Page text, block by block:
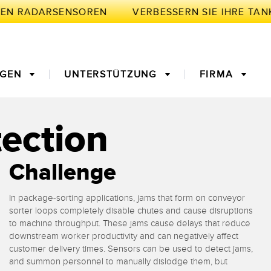
RADARSENSOREN
für
Lichtleiter
Temperatursensoren
für die
Vibrationssensoren
Maschinenüberwachung/Gesamtmaschineneffektivität
Vorderkantenerkennung
UNTERSTÜTZUNG FIRMA
Challenge
In package-sorting applications, jams that form on conveyor
sorter loops completely disable chutes and cause disruptions
to machine throughput. These jams cause delays that reduce
downstream worker productivity and can negatively affect
customer delivery times. Sensors can be used to detect jams,
and summon personnel to manually dislodge them, but